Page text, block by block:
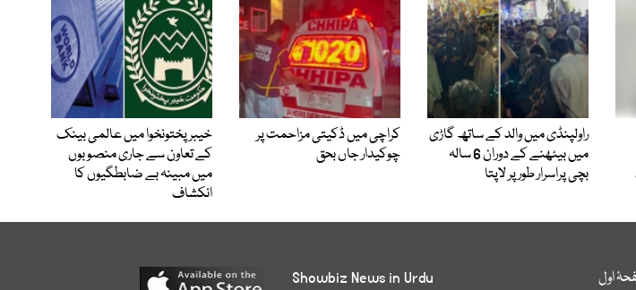
راولپنڈی میں والد کے ساتھ گاڑی
میں بیٹھنے کے دوران 6 سالہ
بچی پراسرار طور پر لاپتا
کراچی میں ڈکیتی مزاحمت پر
چوکیدار جاں بحق
خیبرپختونخوا میں عالمی بینک
کے تعاون سے جاری منصوبوں
میں مبینہ بے ضابطگیوں کا
انکشاف
اول
Showbiz News in Urdu